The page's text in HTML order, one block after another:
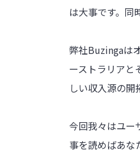
は大事です。同
弊社Buzingaは
ーストラリアと
しい収入源の開
今回我々はユー
事を読めばあな